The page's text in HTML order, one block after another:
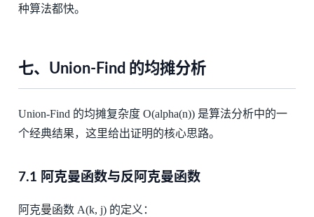
种算法都快。
七、Union-Find 的均摊分析
Union-Find 的均摊复杂度 O(alpha(n)) 是算法分析中的一
个经典结果，这里给出证明的核心思路。
7.1 阿克曼函数与反阿克曼函数
阿克曼函数 A(k, j) 的定义：